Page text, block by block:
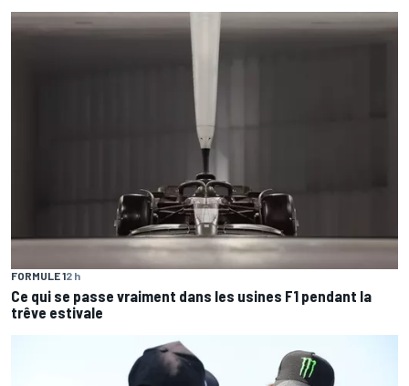
FORMULE 12 h
Ce qui se passe vraiment dans les usines F1 pendant la
trêve estivale